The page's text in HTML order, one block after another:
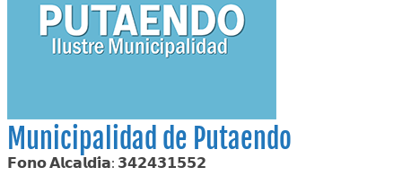
Municipalidad de Putaendo
𝗙𝗼𝗻𝗼 𝗔𝗹𝗰𝗮𝗹𝗱𝗶́𝗮: 𝟯𝟰𝟮𝟰𝟯𝟭𝟱𝟱𝟮